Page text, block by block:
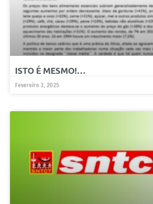
ISTO É MESMO!…
Fevereiro 3, 2025